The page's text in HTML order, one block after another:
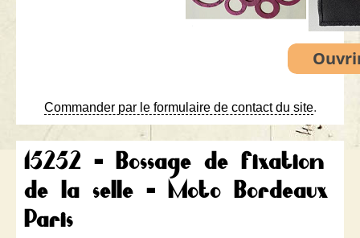
Commander par le formulaire de contact du site.
15252 - Bossage de fixation
de la selle - Moto Bordeaux
Paris